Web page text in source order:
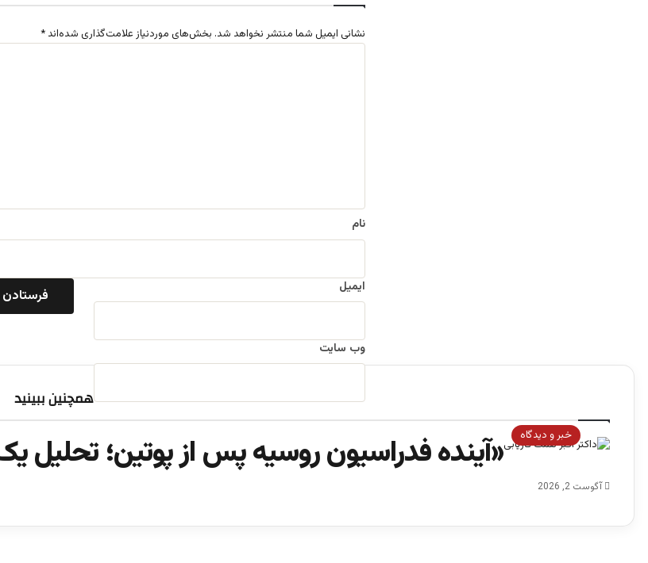
نشانی ایمیل شما منتشر نخواهد شد. بخش‌های موردنیاز علامت‌گذاری شده‌اند *
نام
ایمیل
وب‌ سایت
همچنین ببینید
ب
س
ت
خبر و دیدگاه «آینده فدراسیون روسیه پس از پوتین؛ تحلیل
آگوست 2, 2026